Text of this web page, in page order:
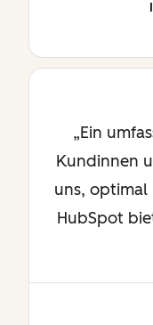
Ein
Kundinnen
uns, optimal
HubSpot